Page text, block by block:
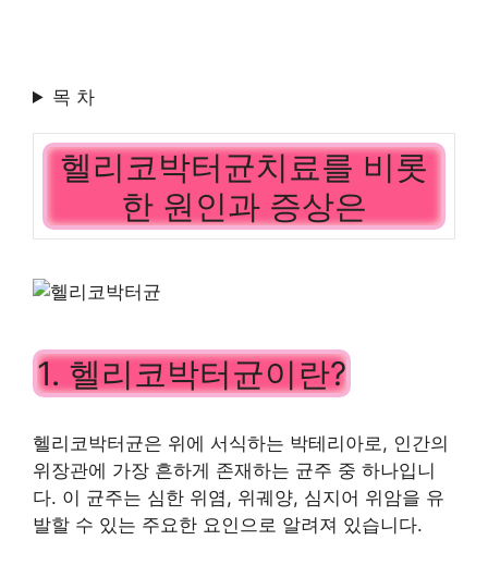
목 차
헬리코박터균치료를 비롯
한 원인과 증상은
1. 헬리코박터균이란?
헬리코박터균은 위에 서식하는 박테리아로, 인간의
위장관에 가장 흔하게 존재하는 균주 중 하나입니
다. 이 균주는 심한 위염, 위궤양, 심지어 위암을 유
발할 수 있는 주요한 요인으로 알려져 있습니다.